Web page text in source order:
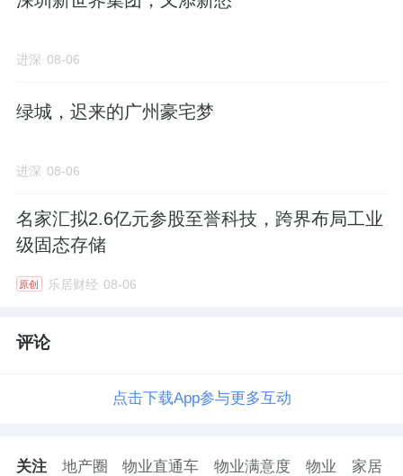
进深 08-06
绿城，迟来的广州豪宅梦
进深 08-06
名家汇拟2.6亿元参股至誉科技，跨界布局工业
级固态存储
原创 乐居财经 08-06
评论
点击下载App参与更多互动
关注 地产圈 物业直通车 物业满意度 物业 家居